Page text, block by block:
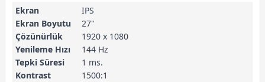
Ekran
IPS
Ekran Boyutu
27"
Çözünürlük
1920 x 1080
Yenileme Hızı
144 Hz
Tepki Süresi
1 ms.
Kontrast
1500:1